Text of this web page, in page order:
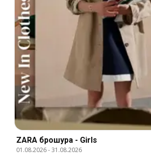
ZARA брошура - Girls
01.08.2026-31.08.2026